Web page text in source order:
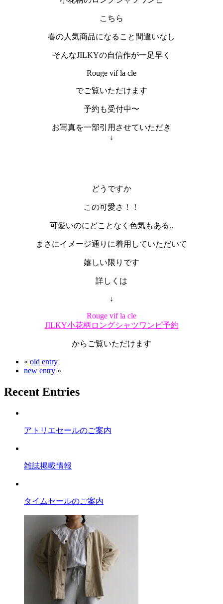
こちら
春の人気商品になること間違いなし
そんなJILKYの自信作が一足早く
Rouge vif la cle
でご覧いただけます
予約も受付中〜
お写真を一部引用させていただき
↓
どうですか
この可愛さ！！
可愛いのにどことなく色気もある..
まさにイメージ通りに着用していただいて
嬉しい限りです
詳しくは
↓
Rouge vif la cle
JILKY小花柄ロングシャツワンピ予約
からご覧いただけます
« old entry
new entry »
Recent Entries
アトリエセールのご案内
雑誌掲載情報
タイムセールのご案内